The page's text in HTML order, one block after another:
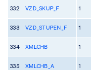
332 VZD_SKUP_F 1
333 VZD_STUPEN_F 1
334 XMLCHB 1
335 XMLCHB_A 1